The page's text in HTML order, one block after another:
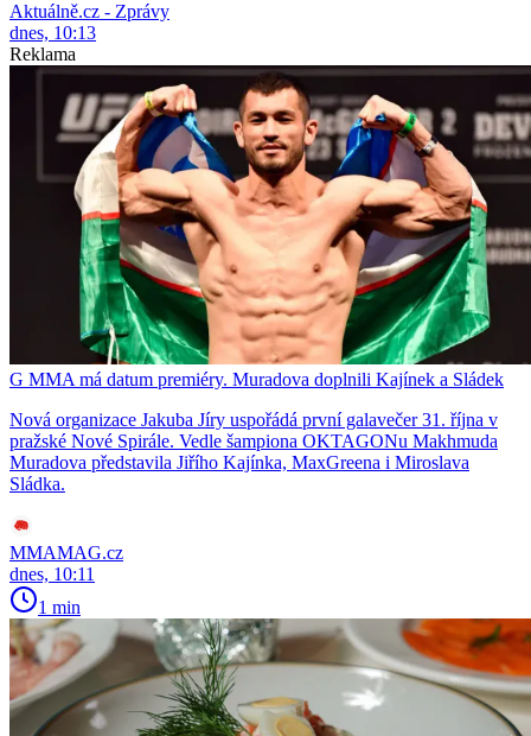
Aktuálně.cz - Zprávy
dnes, 10:13
Reklama
G MMA má datum premiéry. Muradova doplnili Kajínek a Sládek
Nová organizace Jakuba Jíry uspořádá první galavečer 31. října v
pražské Nové Spirále. Vedle šampiona OKTAGONu Makhmuda
Muradova představila Jiřího Kajínka, MaxGreena i Miroslava
Sládka.
MMAMAG.cz
dnes, 10:11
1 min